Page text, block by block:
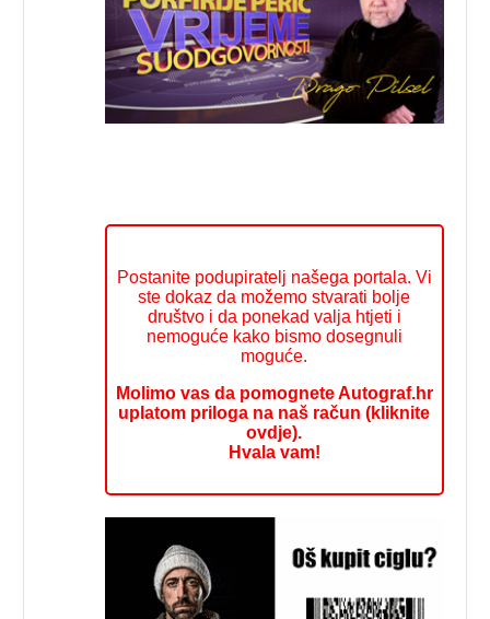
Postanite podupiratelj našega portala. Vi
ste dokaz da možemo stvarati bolje
društvo i da ponekad valja htjeti i
nemoguće kako bismo dosegnuli
moguće.
Molimo vas da pomognete Autograf.hr
uplatom priloga na naš račun (kliknite
ovdje).
Hvala vam!